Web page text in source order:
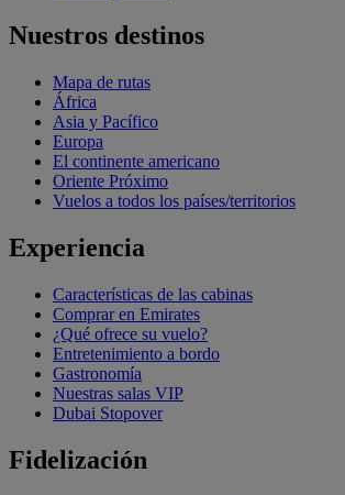
Nuestros destinos
Mapa de rutas
África
Asia y Pacífico
Europa
El continente americano
Oriente Próximo
Vuelos a todos los países/territorios
Experiencia
Características de las cabinas
Comprar en Emirates
¿Qué ofrece su vuelo?
Entretenimiento a bordo
Gastronomía
Nuestras salas VIP
Dubai Stopover
Fidelización